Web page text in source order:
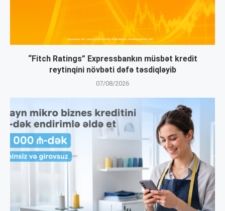
“Fitch Ratings” Expressbankın müsbət kredit
reytinqini növbəti dəfə təsdiqləyib
07/08/2026